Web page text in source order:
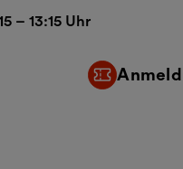
– 13:15 Uhr
Externer Link